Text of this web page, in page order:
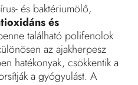
és baktériumölő,
és
található polifenolok
az ajakherpesz
hatékonyak, csökkentik a
a gyógyulást. A